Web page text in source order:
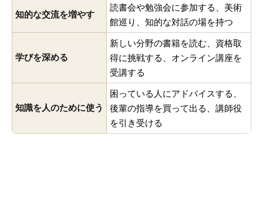
知的な交流を増やす
読書会や勉強会に参加する、美術
館巡り、知的な対話の場を持つ
学びを深める
新しい分野の書籍を読む、資格取
得に挑戦する、オンライン講座を
受講する
知識を人のために使う
困っている人にアドバイスする、
後輩の指導を買って出る、講師役
を引き受ける